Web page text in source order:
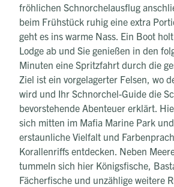
fröhlichen Schnorchelausflug
beim Frühstück ruhig eine extra
geht es ins warme Nass. Ein Boot
Lodge ab und Sie genießen in den
Minuten eine Spritzfahrt durch die
Ziel ist ein vorgelagerter Felsen, wo
wird und Ihr Schnorchel-Guide die
bevorstehende Abenteuer erklärt.
sich mitten im Mafia Marine Park
erstaunliche Vielfalt und
Korallenriffs entdecken. Neben
tummeln sich hier Königsfische,
Fächerfische und unzählige weitere